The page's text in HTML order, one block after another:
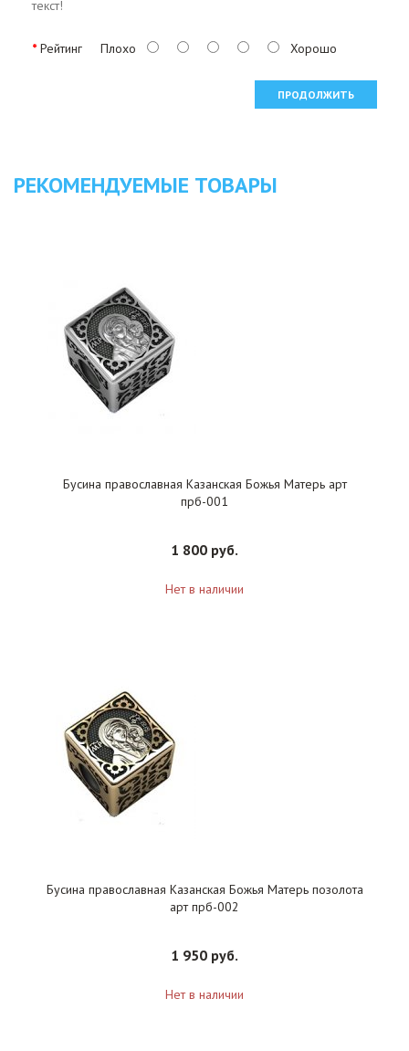
текст!
Рейтинг Плохо Хорошо
ПРОДОЛЖИТЬ
РЕКОМЕНДУЕМЫЕ ТОВАРЫ
Бусина православная Казанская Божья Матерь арт
прб-001
1 800 руб.
Нет в наличии
Бусина православная Казанская Божья Матерь позолота
арт прб-002
1 950 руб.
Нет в наличии